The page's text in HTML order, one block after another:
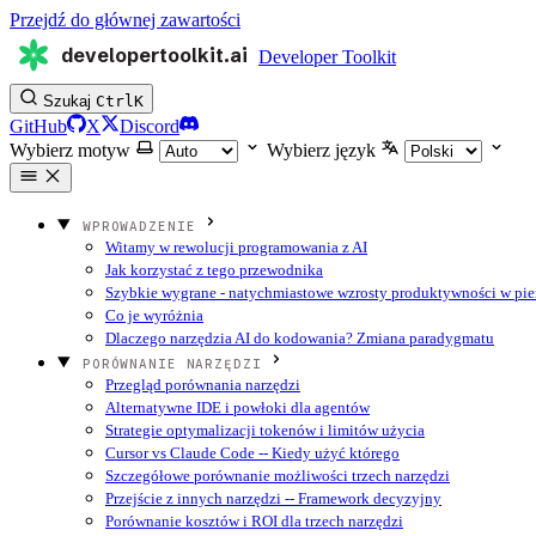
Przejdź do głównej zawartości
developertoolkit.ai Developer Toolkit
Szukaj CtrlK
GitHub X
Discord
Wybierz motyw
Wybierz język
WPROWADZENIE
Witamy w rewolucji programowania z AI
Jak korzystać z tego przewodnika
Szybkie wygrane - natychmiastowe wzrosty produktywności w
Co je wyróżnia
Dlaczego narzędzia AI do kodowania? Zmiana paradygmatu
PORÓWNANIE NARZĘDZI
Przegląd porównania narzędzi
Alternatywne IDE i powłoki dla agentów
Strategie optymalizacji tokenów i limitów użycia
Cursor vs Claude Code -- Kiedy użyć którego
Szczegółowe porównanie możliwości trzech narzędzi
Przejście z innych narzędzi -- Framework decyzyjny
Porównanie kosztów i ROI dla trzech narzędzi